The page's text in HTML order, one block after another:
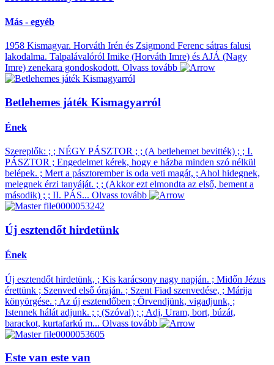
Más - egyéb
1958 Kismagyar. Horváth Irén és Zsigmond Ferenc sátras falusi
lakodalma. Talpalávalóról Imike (Horváth Imre) és AJÁ (Nagy
Imre) zenekara gondoskodott. Olvass tovább
Betlehemes játék Kismagyarról
Ének
Szereplők: ; ; NÉGY PÁSZTOR ; ; (A betlehemet bevitték) ; ; I.
PÁSZTOR ; Engedelmet kérek, hogy e házba minden szó nélkül
belépek. ; Mert a pásztorember is oda veti magát, ; Ahol hidegnek,
melegnek érzi tanyáját. ; ; (Akkor ezt elmondta az első, bement a
második) ; ; II. PÁS... Olvass tovább
Új esztendőt hirdetünk
Ének
Új esztendőt hirdetünk, ; Kis karácsony nagy napján. ; Midőn Jézus
érettünk ; Szenved első óraján. ; Szent Fiad szenvedése, ; Márija
könyörgése. ; Az új esztendőben ; Örvendjünk, vigadjunk, ;
Istennek hálát adjunk. ; ; (Szóval) ; ; Adj, Uram, bort, búzát,
barackot, kurtafarkú m... Olvass tovább
Este van este van